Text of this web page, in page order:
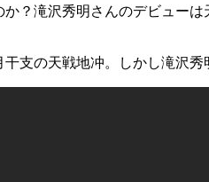
？滝沢秀明さんのデビューは
支の天戦地冲。しかし滝沢